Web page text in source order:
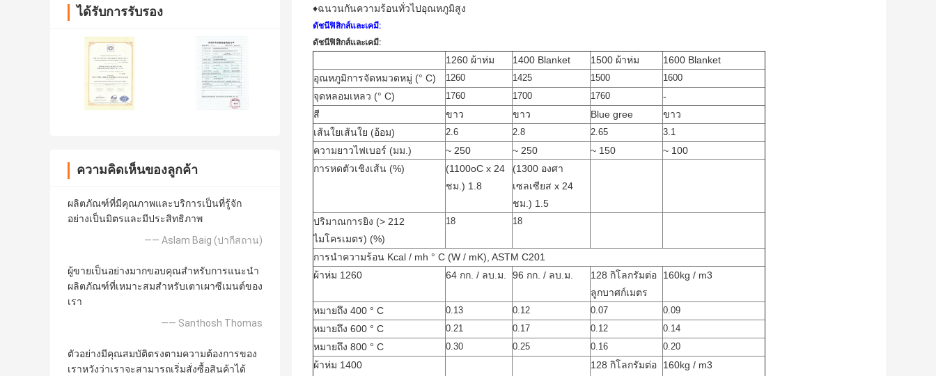
ได้รับการรับรอง
ความคิดเห็นของลูกค้า
ผลิตภัณฑ์ที่มีคุณภาพและบริการเป็นที่รู้จัก
อย่างเป็นมิตรและมีประสิทธิภาพ
—— Aslam Baig (ปากีสถาน)
ผู้ขายเป็นอย่างมากขอบคุณสำหรับการแนะนำ
ผลิตภัณฑ์ที่เหมาะสมสำหรับเตาเผาซีเมนต์ของ
เรา
—— Santhosh Thomas
ตัวอย่างมีคุณสมบัติตรงตามความต้องการของ
เราหวังว่าเราจะสามารถเริ่มสั่งซื้อสินค้าได้
♦ฉนวนกันความร้อนทั่วไปอุณหภูมิสูง
ดัชนีฟิสิกส์และเคมี:
ดัชนีฟิสิกส์และเคมี:
1260 ผ้าห่ม 1400 Blanket 1500 ผ้าห่ม
1600 Blanket
อุณหภูมิการจัดหมวดหมู่ (° C)
1260 1425 1500 1600
จุดหลอมเหลว (° C) 1760 1700 1760
-
สี
ขาว ขาว Blue gree
ขาว
เส้นใยเส้นใย (อ้อม)
2.6 2.8 2.65 3.1
ความยาวไฟเบอร์ (มม.) ~ 250 ~ 250 ~ 150
~ 100
การหดตัวเชิงเส้น (%)
(1100oC x 24
ชม.) 1.8
(1300 องศา
เซลเซียส x 24
ชม.) 1.5
ปริมาณการยิง (> 212
ไมโครเมตร) (%)
18 18
การนำความร้อน Kcal / mh ° C (W / mK), ASTM C201
ผ้าห่ม 1260
64 กก. / ลบ.ม. 96 กก. / ลบ.ม.
128 กิโลกรัมต่อ
ลูกบาศก์เมตร
160kg / m3
หมายถึง 400 ° C 0.13 0.12 0.07 0.09
หมายถึง 600 ° C 0.21 0.17 0.12 0.14
หมายถึง 800 ° C 0.30 0.25 0.16 0.20
ผ้าห่ม 1400
128 กิโลกรัมต่อ
160kg / m3